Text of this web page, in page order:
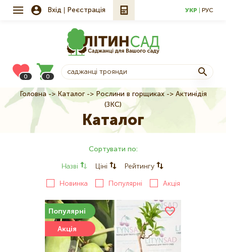
Вхід Реєстрація УКР РУС
0 0
Рядок
навіґації
Головна Каталог Рослини в горщиках
Актинідія
(ЗКС)
Каталог
Сортувати по:
Назві Ціні Рейтингу
Новинка Популярні Акція
Популярні
Акція